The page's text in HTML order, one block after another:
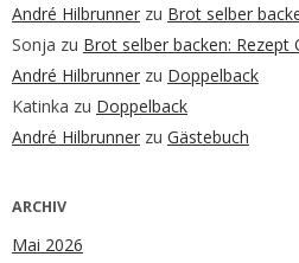
André Hilbrunner zu Brot selber
Sonja zu Brot selber backen: Rezept
André Hilbrunner zu Doppelback
Katinka zu Doppelback
André Hilbrunner zu Gästebuch
ARCHIV
Mai 2026